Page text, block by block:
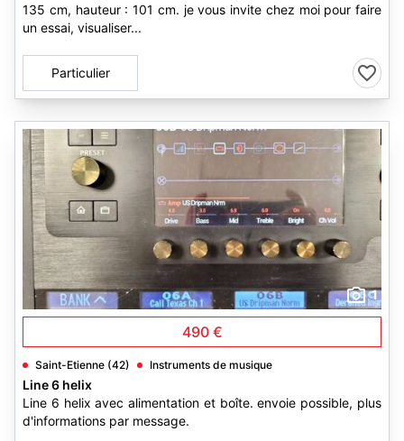
135 cm, hauteur : 101 cm. je vous invite chez moi pour faire
un essai, visualiser...
Particulier
1
490 €
Saint-Etienne (42) Instruments de musique
Line 6 helix
Line 6 helix avec alimentation et boîte. envoie possible, plus
d'informations par message.